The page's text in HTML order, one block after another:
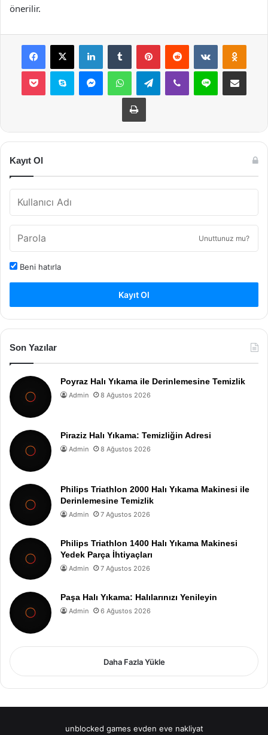
önerilir.
Facebook
X LinkedInTumblr PinterestReddit VKontakte
Pocket Skype MessengerWhatsAppTelegramViber Line E-Posta ile
Yazdır
Kayıt Ol
Unuttunuz mu?
Beni hatırla
Kayıt Ol
Son Yazılar
Poyraz Halı Yıkama ile Derinlemesine Temizlik
Admin 8 Ağustos 2026
Piraziz Halı Yıkama: Temizliğin Adresi
Admin 8 Ağustos 2026
Philips Triathlon 2000 Halı Yıkama Makinesi ile
Derinlemesine Temizlik
Admin 7 Ağustos 2026
Philips Triathlon 1400 Halı Yıkama Makinesi
Yedek Parça İhtiyaçları
Admin 7 Ağustos 2026
Paşa Halı Yıkama: Halılarınızı Yenileyin
Admin 6 Ağustos 2026
Daha Fazla Yükle
unblocked games evden eve nakliyat